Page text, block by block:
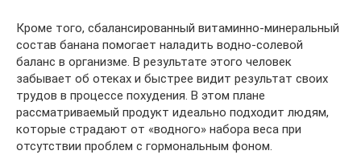
Кроме того, сбалансированный витаминно-минеральный
состав банана помогает наладить водно-солевой
баланс в организме. В результате этого человек
забывает об отеках и быстрее видит результат своих
трудов в процессе похудения. В этом плане
рассматриваемый продукт идеально подходит людям,
которые страдают от «водного» набора веса при
отсутствии проблем с гормональным фоном.